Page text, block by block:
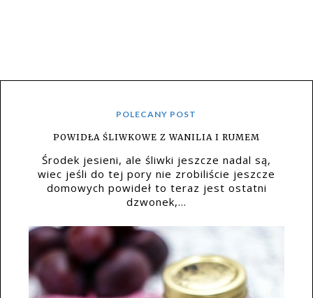
POLECANY POST
POWIDŁA ŚLIWKOWE Z WANILIA I RUMEM
Środek jesieni, ale śliwki jeszcze nadal są,
wiec jeśli do tej pory nie zrobiliście jeszcze
domowych powideł to teraz jest ostatni
dzwonek,...